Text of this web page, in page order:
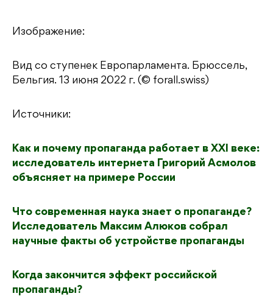
Изображение:
Вид со ступенек Европарламента. Брюссель,
Бельгия. 13 июня 2022 г. (© forall.swiss)
Источники:
Как и почему пропаганда работает в XXI веке:
исследователь интернета Григорий Асмолов
объясняет на примере России
Что современная наука знает о пропаганде?
Исследователь Максим Алюков собрал
научные факты об устройстве пропаганды
Когда закончится эффект российской
пропаганды?